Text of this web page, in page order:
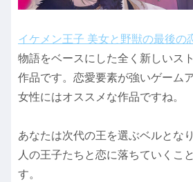
イケメン王子 美女と野獣の最後の
物語をベースにした全く新しいス
作品です。恋愛要素が強いゲーム
女性にはオススメな作品ですね。
あなたは次代の王を選ぶベルとな
人の王子たちと恋に落ちていくこ
す。